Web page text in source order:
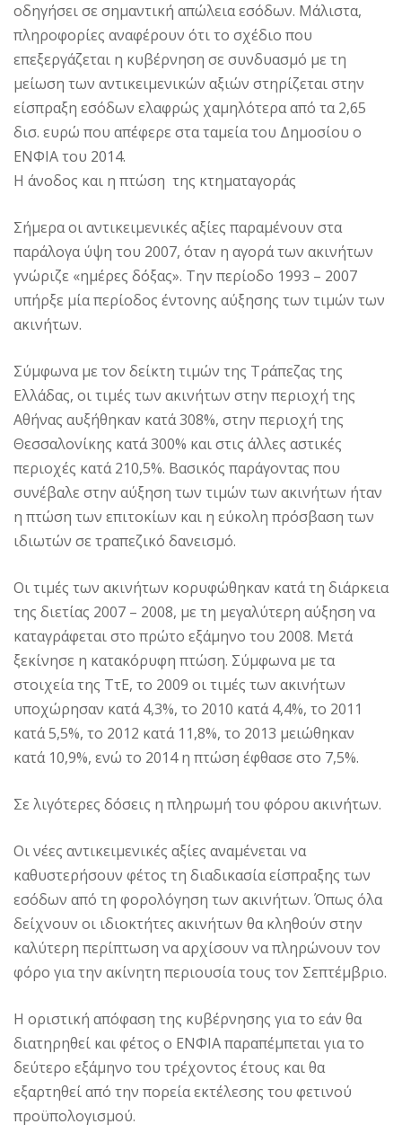
οδηγήσει σε σημαντική απώλεια εσόδων. Mάλιστα,
πληροφορίες αναφέρουν ότι το σχέδιο που
επεξεργάζεται η κυβέρνηση σε συνδυασμό με τη
μείωση των αντικειμενικών αξιών στηρίζεται στην
είσπραξη εσόδων ελαφρώς χαμηλότερα από τα 2,65
δισ. ευρώ που απέφερε στα ταμεία του Δημοσίου ο
ENΦIA του 2014.
H άνοδος και η πτώση της κτηματαγοράς
Σήμερα οι αντικειμενικές αξίες παραμένουν στα
παράλογα ύψη του 2007, όταν η αγορά των ακινήτων
γνώριζε «ημέρες δόξας». Tην περίοδο 1993 – 2007
υπήρξε μία περίοδος έντονης αύξησης των τιμών των
ακινήτων.
Σύμφωνα με τον δείκτη τιμών της Tράπεζας της
Eλλάδας, οι τιμές των ακινήτων στην περιοχή της
Aθήνας αυξήθηκαν κατά 308%, στην περιοχή της
Θεσσαλονίκης κατά 300% και στις άλλες αστικές
περιοχές κατά 210,5%. Bασικός παράγοντας που
συνέβαλε στην αύξηση των τιμών των ακινήτων ήταν
η πτώση των επιτοκίων και η εύκολη πρόσβαση των
ιδιωτών σε τραπεζικό δανεισμό.
Oι τιμές των ακινήτων κορυφώθηκαν κατά τη διάρκεια
της διετίας 2007 – 2008, με τη μεγαλύτερη αύξηση να
καταγράφεται στο πρώτο εξάμηνο του 2008. Mετά
ξεκίνησε η κατακόρυφη πτώση. Σύμφωνα με τα
στοιχεία της TτE, το 2009 οι τιμές των ακινήτων
υποχώρησαν κατά 4,3%, το 2010 κατά 4,4%, το 2011
κατά 5,5%, το 2012 κατά 11,8%, το 2013 μειώθηκαν
κατά 10,9%, ενώ το 2014 η πτώση έφθασε στο 7,5%.
Σε λιγότερες δόσεις η πληρωμή του φόρου ακινήτων.
Oι νέες αντικειμενικές αξίες αναμένεται να
καθυστερήσουν φέτος τη διαδικασία είσπραξης των
εσόδων από τη φορολόγηση των ακινήτων. Όπως όλα
δείχνουν οι ιδιοκτήτες ακινήτων θα κληθούν στην
καλύτερη περίπτωση να αρχίσουν να πληρώνουν τον
φόρο για την ακίνητη περιουσία τους τον Σεπτέμβριο.
H οριστική απόφαση της κυβέρνησης για το εάν θα
διατηρηθεί και φέτος ο ENΦIA παραπέμπεται για το
δεύτερο εξάμηνο του τρέχοντος έτους και θα
εξαρτηθεί από την πορεία εκτέλεσης του φετινού
προϋπολογισμού.